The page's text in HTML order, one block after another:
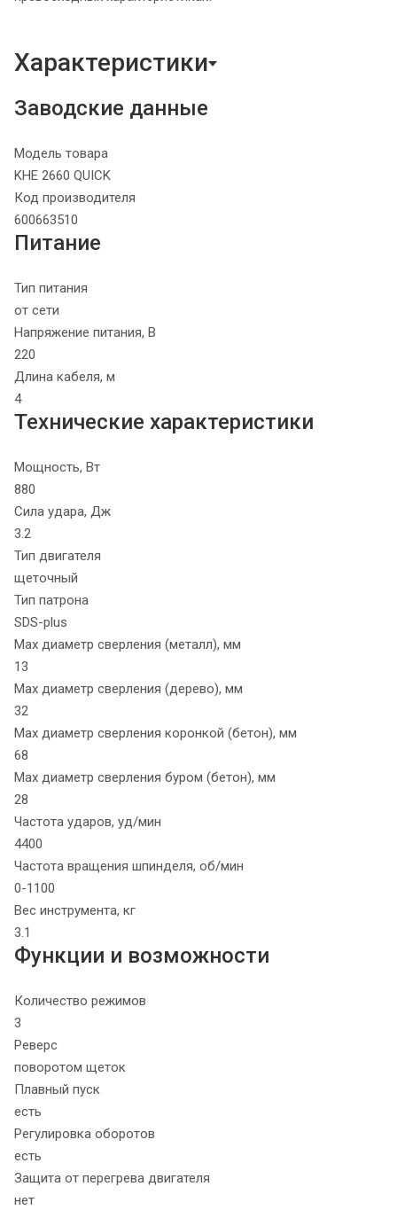
Характеристики
Заводские данные
Модель товара
KHE 2660 QUICK
Код производителя
600663510
Питание
Тип питания
от сети
Напряжение питания, В
220
Длина кабеля, м
4
Технические характеристики
Мощность, Вт
880
Сила удара, Дж
3.2
Тип двигателя
щеточный
Тип патрона
SDS-plus
Max диаметр сверления (металл), мм
13
Max диаметр сверления (дерево), мм
32
Max диаметр сверления коронкой (бетон), мм
68
Max диаметр сверления буром (бетон), мм
28
Частота ударов, уд/мин
4400
Частота вращения шпинделя, об/мин
0-1100
Вес инструмента, кг
3.1
Функции и возможности
Количество режимов
3
Реверс
поворотом щеток
Плавный пуск
есть
Регулировка оборотов
есть
Защита от перегрева двигателя
нет